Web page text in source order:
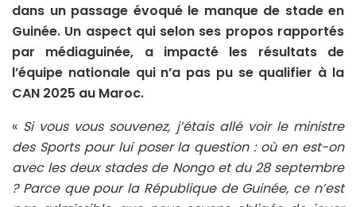
dans un passage évoqué le manque de stade en
Guinée. Un aspect qui selon ses propos rapportés
par médiaguinée, a impacté les résultats de
l’équipe nationale qui n’a pas pu se qualifier à la
CAN 2025 au Maroc.
« Si vous vous souvenez, j’étais allé voir le ministre
des Sports pour lui poser la question : où en est-on
avec les deux stades de Nongo et du 28 septembre
? Parce que pour la République de Guinée, ce n’est